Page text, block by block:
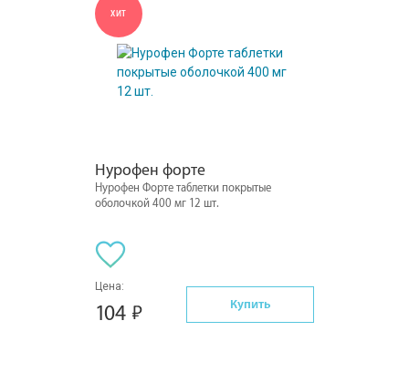
ХИТ
Нурофен форте
Нурофен Форте таблетки покрытые
оболочкой 400 мг 12 шт.
Цена:
104 Купить